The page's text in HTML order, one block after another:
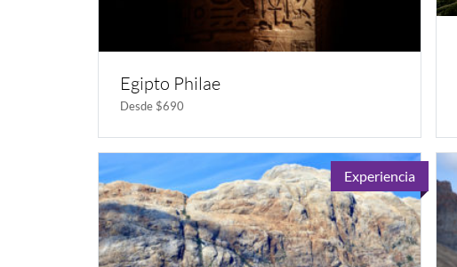
Egipto Philae
Desde $690
Experiencia